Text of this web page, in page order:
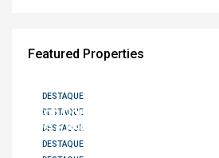
Featured Properties
DESTAQUE
DESTAQUE
DESTAQUE
DESTAQUE
Sob Consulta
R$ 6.890.000,00